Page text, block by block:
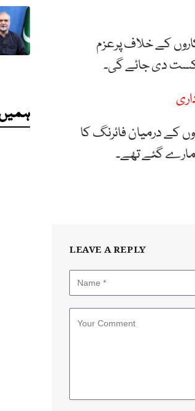
کے خلاف پرعزم
دی جائے گی۔
کے درمیان فائرنگ کا
LEAVE A REPLY
ہمیں